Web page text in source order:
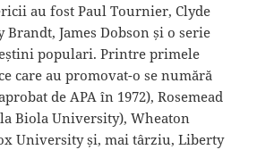
au fost Paul Tournier, Clyde
James Dobson și o serie
populari. Printre primele
care au promovat-o se numără
de APA în 1972), Rosemead
Biola University), Wheaton
University și, mai târziu, Liberty